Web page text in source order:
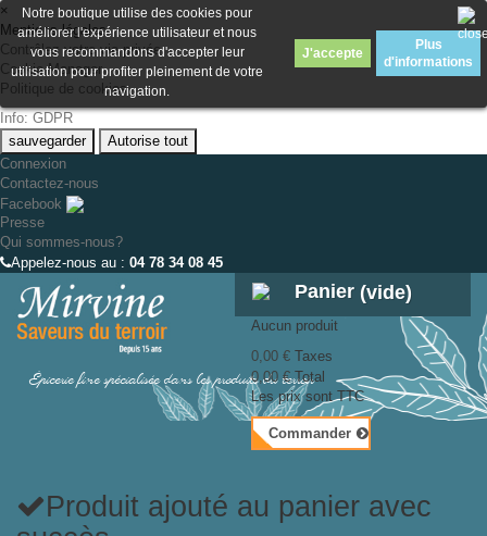
×
Mentions légales
Contrôlez votre vie privée
Cookie Manager
Politique de cookies
Info: GDPR
sauvegarder
Autorise tout
Connexion
Contactez-nous
Facebook
Presse
Qui sommes-nous?
Appelez-nous au : 04 78 34 08 45
Épicerie fine spécialisée dans les produits du terroir
Panier (vide)
Aucun produit
0,00 € Taxes
0,00 € Total
Les prix sont TTC
Commander
Produit ajouté au panier avec
Notre boutique utilise des cookies pour
améliorer l'expérience utilisateur et nous
vous recommandons d'accepter leur
utilisation pour profiter pleinement de votre
navigation.
J'accepte
Plus
d'informations